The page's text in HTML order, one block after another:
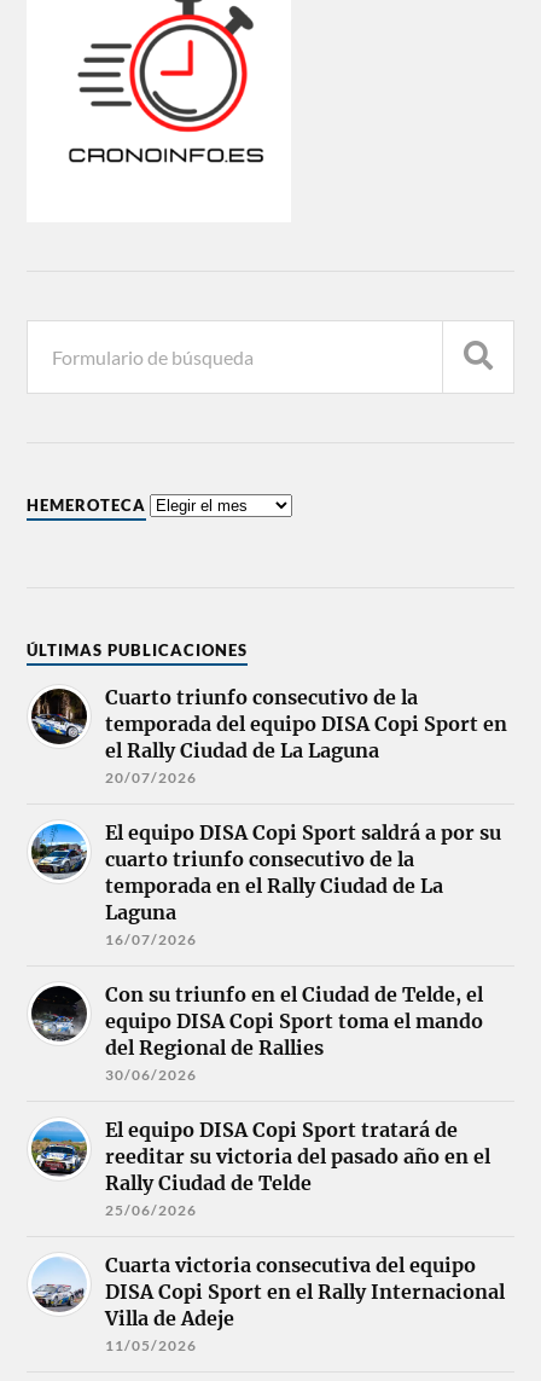
HEMEROTECA
ÚLTIMAS PUBLICACIONES
Cuarto triunfo consecutivo de la
temporada del equipo DISA Copi Sport en
el Rally Ciudad de La Laguna
20/07/2026
El equipo DISA Copi Sport saldrá a por su
cuarto triunfo consecutivo de la
temporada en el Rally Ciudad de La
Laguna
16/07/2026
Con su triunfo en el Ciudad de Telde, el
equipo DISA Copi Sport toma el mando
del Regional de Rallies
30/06/2026
El equipo DISA Copi Sport tratará de
reeditar su victoria del pasado año en el
Rally Ciudad de Telde
25/06/2026
Cuarta victoria consecutiva del equipo
DISA Copi Sport en el Rally Internacional
Villa de Adeje
11/05/2026